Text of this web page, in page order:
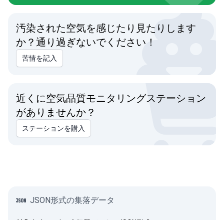
汚染された空気を感じたり見たりします
か？通り過ぎないでください！
苦情を記入
近くに空気品質モニタリングステーション
がありませんか？
ステーションを購入
JSON形式の集落データ